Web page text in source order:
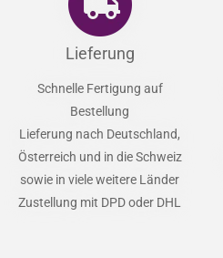
Lieferung
Schnelle Fertigung auf
Bestellung
Lieferung nach Deutschland,
Österreich und in die Schweiz
sowie in viele weitere Länder
Zustellung mit DPD oder DHL